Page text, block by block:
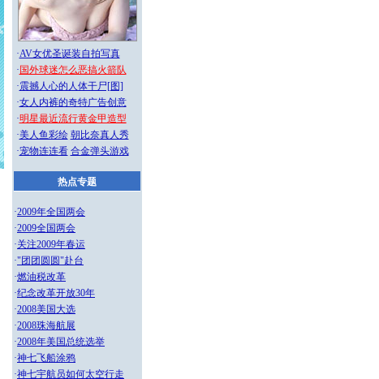
·AV女优圣诞装自拍写真
· 国外球迷怎么恶搞火箭队
·震撼人心的人体干尸[图]
·女人内裤的奇特广告创意
·明星最近流行黄金甲造型
·美人鱼彩绘 朝比奈真人秀
·宠物连连看 合金弹头游戏
热点专题
·2009年全国两会
·2009全国两会
·关注2009年春运
·"团团圆圆"赴台
·燃油税改革
·纪念改革开放30年
·2008美国大选
·2008珠海航展
·2008年美国总统选举
·神七飞船涂鸦
·神七宇航员如何太空行走